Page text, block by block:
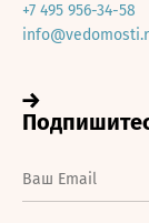
+7 495 956-34-58